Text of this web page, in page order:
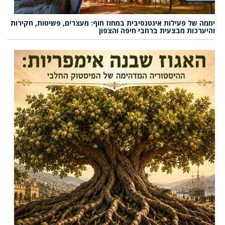
יממה של פעילות אינטנסיבית במחוז חוף: מעצרים, פשיטות, חקירות
והיערכות מבצעית ברחבי חיפה והצפון